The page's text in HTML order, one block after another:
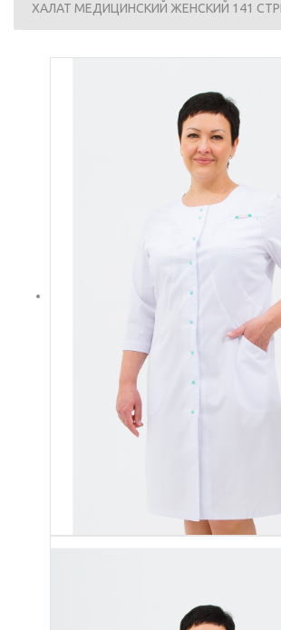
ХАЛАТ МЕДИЦИНСКИЙ ЖЕНСКИЙ 141